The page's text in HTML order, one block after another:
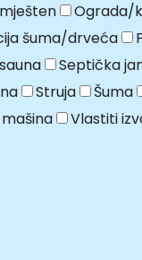
Ograda/
šuma/drveća
sauna Septička
Struja Šuma
Vlastiti